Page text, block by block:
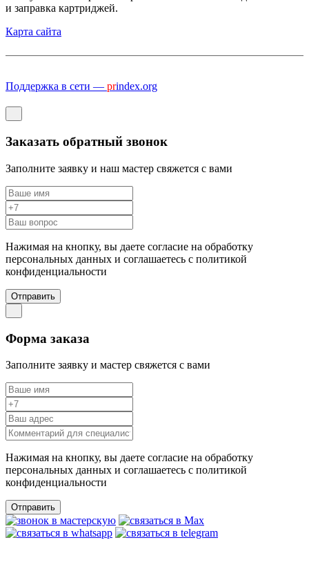
и заправка картриджей.
Карта сайта
Поддержка в сети — prindex.org
Заказать обратный звонок
Заполните заявку и наш мастер свяжется с вами
Нажимая на кнопку, вы даете согласие на обработку
персональных данных и соглашаетесь c политикой
конфиденциальности
Отправить
Форма заказа
Заполните заявку и мастер свяжется с вами
Нажимая на кнопку, вы даете согласие на обработку
персональных данных и соглашаетесь c политикой
конфиденциальности
Отправить